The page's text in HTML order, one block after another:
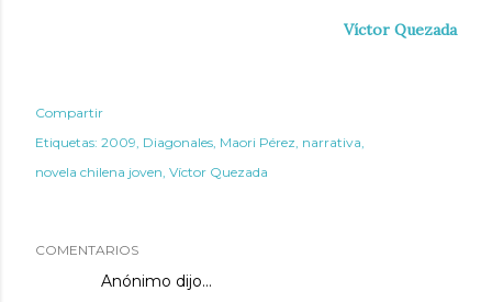
Víctor Quezada
Compartir
Etiquetas: 2009 Diagonales Maori Pérez narrativa
novela chilena joven Víctor Quezada
COMENTARIOS
Anónimo dijo…